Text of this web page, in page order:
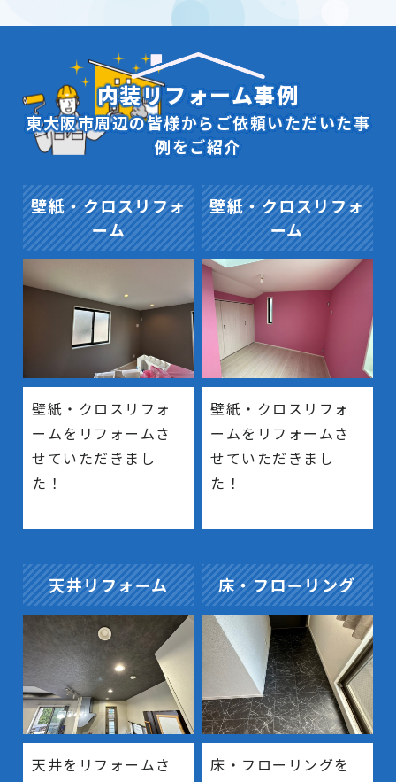
内装リフォーム事例
東大阪市周辺の皆様からご依頼いただいた事
例をご紹介
壁紙・クロスリフォ
ーム
壁紙・クロスリフォ
ームをリフォームさ
せていただきまし
た！
壁紙・クロスリフォ
ーム
壁紙・クロスリフォ
ームをリフォームさ
せていただきまし
た！
天井リフォーム
天井をリフォームさ
床・フローリング
床・フローリングを